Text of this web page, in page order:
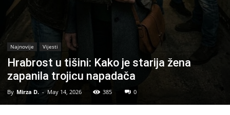
Najnovije Vijesti
Hrabrost u tišini: Kako je starija žena
zapanila trojicu napadača
By Mirza D. - May 14, 2026 385 0